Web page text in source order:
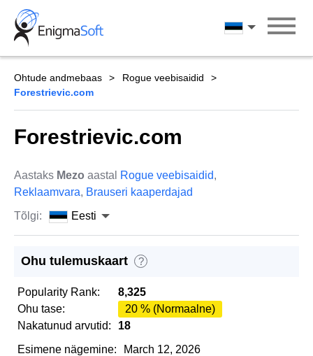
Skip
content
Eesti
Ohtude andmebaas
Rogue veebisaidid
Forestrievic.com
Forestrievic.com
Aastaks Mezo aastal Rogue veebisaidid,
Reklaamvara, Brauseri kaaperdajad
Tõlgi:
Eesti
Ohu tulemuskaart ?
Popularity Rank:
8,325
Ohu tase:
20 % (Normaalne)
Nakatunud arvutid:
18
Esimene nägemine:
March 12, 2026